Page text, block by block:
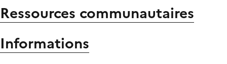
Ressources communautaires
Informations